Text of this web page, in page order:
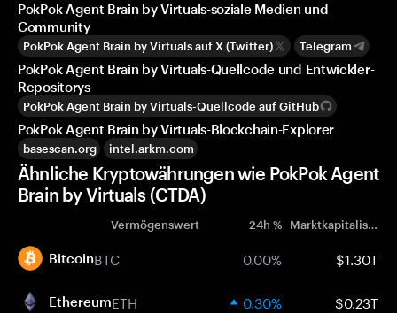
PokPok Agent Brain by Virtuals-soziale Medien und
Community
PokPok Agent Brain by Virtuals auf X (Twitter) Telegram
PokPok Agent Brain by Virtuals-Quellcode und Entwickler-
Repositorys
PokPok Agent Brain by Virtuals-Quellcode auf GitHub
PokPok Agent Brain by Virtuals-Blockchain-Explorer
basescan.org intel.arkm.com
Ähnliche Kryptowährungen wie PokPok Agent
Brain by Virtuals (CTDA)
Vermögenswert 24h % Marktkapitalisierung
BitcoinBTC 0.00% $1.30T
EthereumETH 0.30% $0.23T